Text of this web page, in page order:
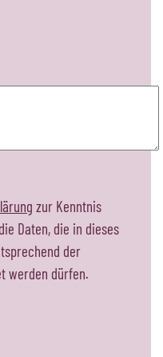
zur Kenntnis
Daten, die in dieses
der
werden dürfen.